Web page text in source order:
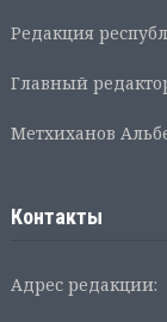
Редакция
Главный
Метхиханов
Контакты
Адрес редакции: